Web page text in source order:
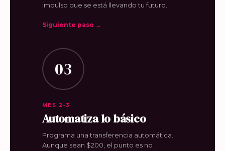
impulso que se está llevando tu futuro.
Siguiente paso →
03
MES 2–3
Automatiza lo básico
Programa una transferencia automática.
Aunque sean $200, el punto es no